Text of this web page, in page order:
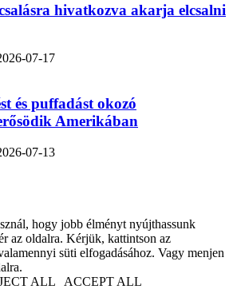
hivatkozva akarja elcsalni
07-17
és puffadást okozó
Amerikában
07-13
hogy jobb élményt nyújthassunk
az oldalra. Kérjük, kattintson az
süti elfogadásához. Vagy menjen
ALL ACCEPT ALL